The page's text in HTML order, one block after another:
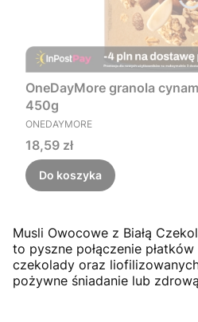
OneDayMore granola
450g
PRODUCENT
ONEDAYMORE
Cena
18,59 zł
Do koszyka
Musli Owocowe z Białą
to pyszne połączenie
czekolady oraz
pożywne śniadanie lub